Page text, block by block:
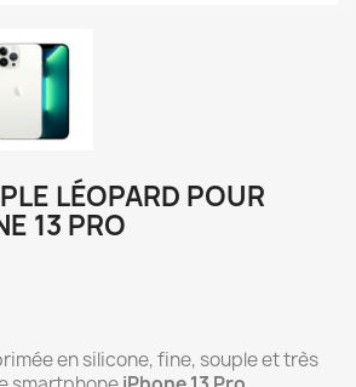
LÉOPARD POUR
13 PRO
en silicone, fine, souple et très